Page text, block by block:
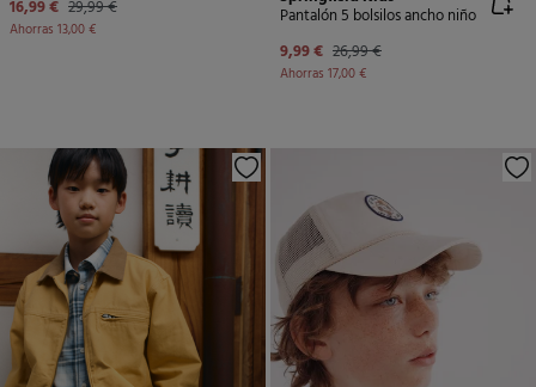
16,99 € 29,99 €
Ahorras 13,00 €
Pantalón 5 bolsilos ancho niño
9,99 € 26,99 €
Ahorras 17,00 €